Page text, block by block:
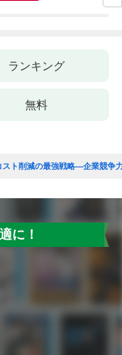
ランキング
無料
スト削減の最強戦略―企業競争
に！